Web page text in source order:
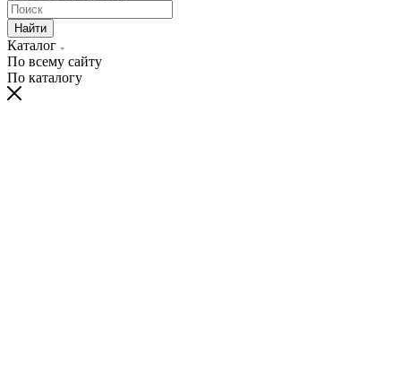
Найти
Каталог
По всему сайту
По каталогу